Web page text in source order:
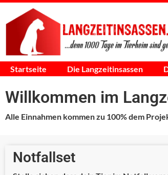
Startseite Die Langzeitinsassen
Willkommen im
Alle Einnahmen kommen zu 100% dem
Notfallset